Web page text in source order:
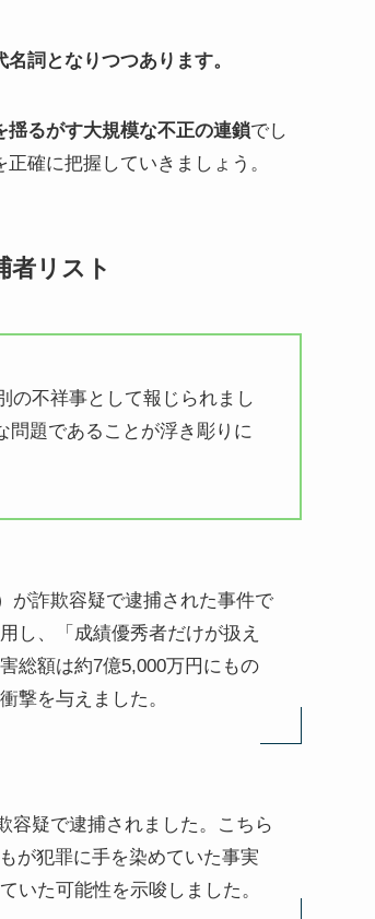
詞となりつつあります。
揺るがす大規模な不正の連鎖でし
確に把握していきましょう。
者リスト
の不祥事として報じられまし
問題であることが浮き彫りに
が詐欺容疑で逮捕された事件で
し、「成績優秀者だけが扱え
総額は約7億5,000万円にもの
撃を与えました。
容疑で逮捕されました。こちら
が犯罪に手を染めていた事実
いた可能性を示唆しました。